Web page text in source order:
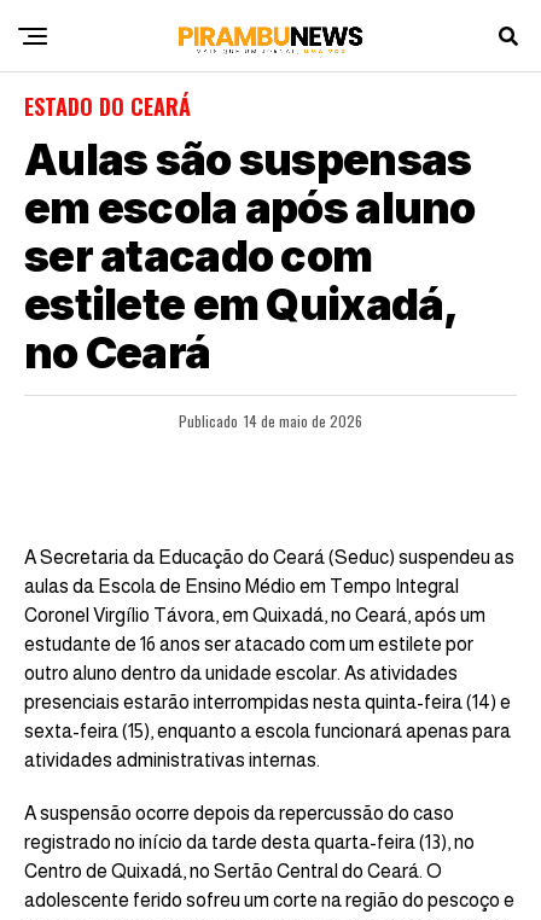
ESTADO DO CEARÁ
Aulas são suspensas
em escola após aluno
ser atacado com
estilete em Quixadá,
no Ceará
Publicado 14 de maio de 2026
A Secretaria da Educação do Ceará (Seduc) suspendeu as
aulas da Escola de Ensino Médio em Tempo Integral
Coronel Virgílio Távora, em Quixadá, no Ceará, após um
estudante de 16 anos ser atacado com um estilete por
outro aluno dentro da unidade escolar. As atividades
presenciais estarão interrompidas nesta quinta-feira (14) e
sexta-feira (15), enquanto a escola funcionará apenas para
atividades administrativas internas.
A suspensão ocorre depois da repercussão do caso
registrado no início da tarde desta quarta-feira (13), no
Centro de Quixadá, no Sertão Central do Ceará. O
adolescente ferido sofreu um corte na região do pescoço e